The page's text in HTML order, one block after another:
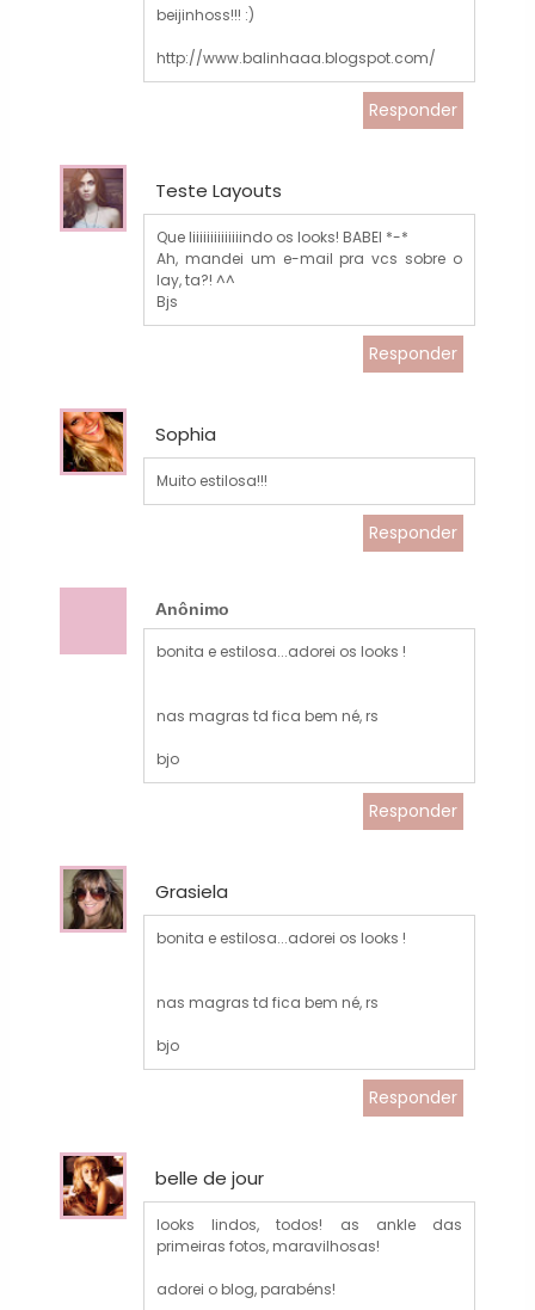
beijinhoss!!! :)
http://www.balinhaaa.blogspot.com/
Responder
Teste Layouts
Que liiiiiiiiiiiiiindo os looks! BABEI *-*
Ah, mandei um e-mail pra vcs sobre o
lay, ta?! ^^
Bjs
Responder
Sophia
Muito estilosa!!!
Responder
Anônimo
bonita e estilosa...adorei os looks !
nas magras td fica bem né, rs
bjo
Responder
Grasiela
bonita e estilosa...adorei os looks !
nas magras td fica bem né, rs
bjo
Responder
belle de jour
looks lindos, todos! as ankle das
primeiras fotos, maravilhosas!
adorei o blog, parabéns!